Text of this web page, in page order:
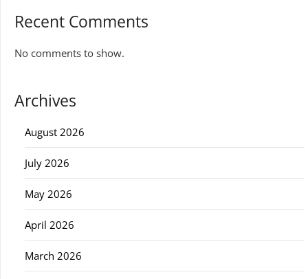
Recent Comments
No comments to show.
Archives
August 2026
July 2026
May 2026
April 2026
March 2026